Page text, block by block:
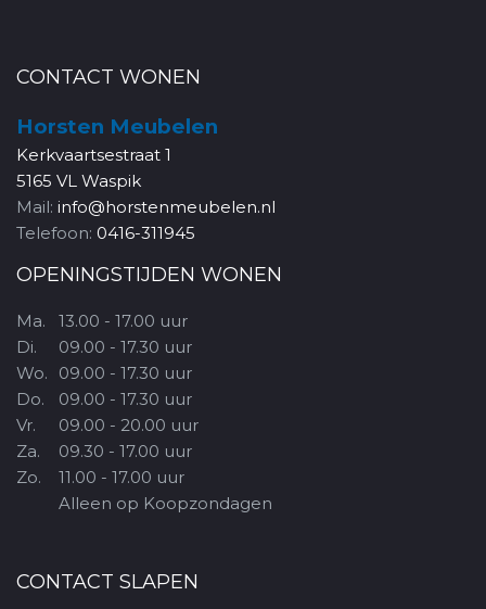
CONTACT WONEN
Horsten Meubelen
Kerkvaartsestraat 1
5165 VL Waspik
Mail: info@horstenmeubelen.nl
Telefoon: 0416-311945
OPENINGSTIJDEN WONEN
Ma.
Di.
Wo.
Do.
Vr.
Za.
Zo.
13.00 - 17.00 uur
09.00 - 17.30 uur
09.00 - 17.30 uur
09.00 - 17.30 uur
09.00 - 20.00 uur
09.30 - 17.00 uur
11.00 - 17.00 uur
Alleen op Koopzondagen
CONTACT SLAPEN